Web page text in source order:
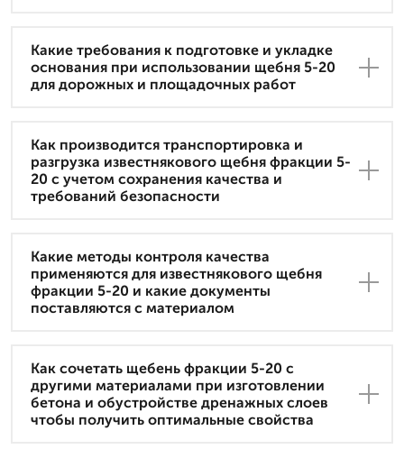
Какие требования к подготовке и укладке
основания при использовании щебня 5-20
для дорожных и площадочных работ
Как производится транспортировка и
разгрузка известнякового щебня фракции 5-
20 с учетом сохранения качества и
требований безопасности
Какие методы контроля качества
применяются для известнякового щебня
фракции 5-20 и какие документы
поставляются с материалом
Как сочетать щебень фракции 5-20 с
другими материалами при изготовлении
бетона и обустройстве дренажных слоев
чтобы получить оптимальные свойства